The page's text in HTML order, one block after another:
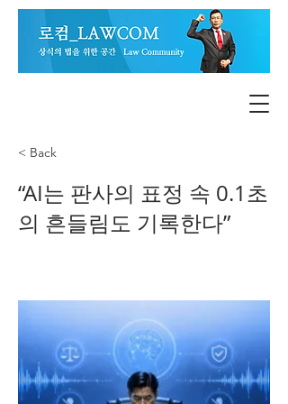
< Back
“AI는 판사의 표정 속 0.1초
의 흔들림도 기록한다”